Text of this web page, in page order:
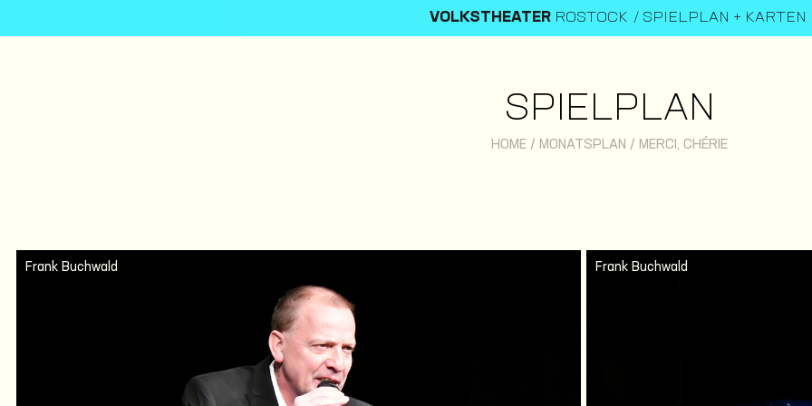
VOLKSTHEATER ROSTOCK SPIELPLAN + KARTEN
SPIELPLAN
HOME/ MONATSPLAN / MERCI, CHÉRIE
Frank Buchwald Frank Buchwald